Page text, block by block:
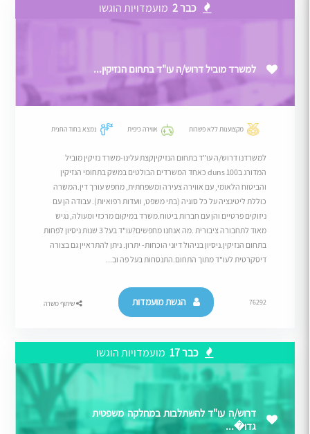
כבר 2 מועמדויות הוגשו
למשרד מוביל דרוש/ה עו"ד בתחום הנזיקין...
מקצוענות ללא פשרות אווירה כיפית נמצא בחוד החנית
למשרדנו דרוש/ה עו"ד בתחום הנזיקיןקצת עלינו-משרד נזיקין מוביל
המדורג בduns 100 כאחד המשרדים הבולטים במשק בתחומי הנזיקין
והביטוח הלאומי, עם אווירה צעירה ומשפחתית, מחפש עורך דין.המשרה
כוללת ליטיגציה על כל סוגיה (בתי משפט, וועדות רפואיות). עבודה הן עם
ניזוקים פרטיים והן עם חברות ביטוח.משרד במיקום מרכזי ומעולה, נגיש
מאוד לתחבורה ציבורית .מה אנחנו מחפשים?עו"ד בעל 3 שנות ניסיון לפחות
בתחום הנזיקין.ניסיון בניהול דיוני הוכחות- יתרון. ניתן להתראיין גם בצורה
דיסקרטית לעו"ד מתוך התחום.התנסחות בעל פה וב...
76292 הגשת מועמדות שיתוף משרה
כבר 17 מועמדויות הוגשו
דרוש/ה עו"ד להשתלבות במחלקה משפטית
גדו�...